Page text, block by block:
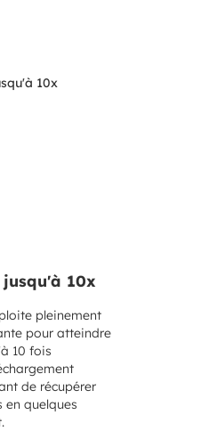
10x
pleinement
pour atteindre
10 fois
de récupérer
en quelques